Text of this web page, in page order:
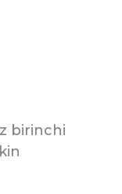
birinchi